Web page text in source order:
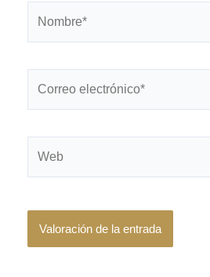
electrónico*